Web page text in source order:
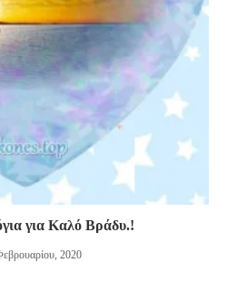
για Καλό Βράδυ.!
2020